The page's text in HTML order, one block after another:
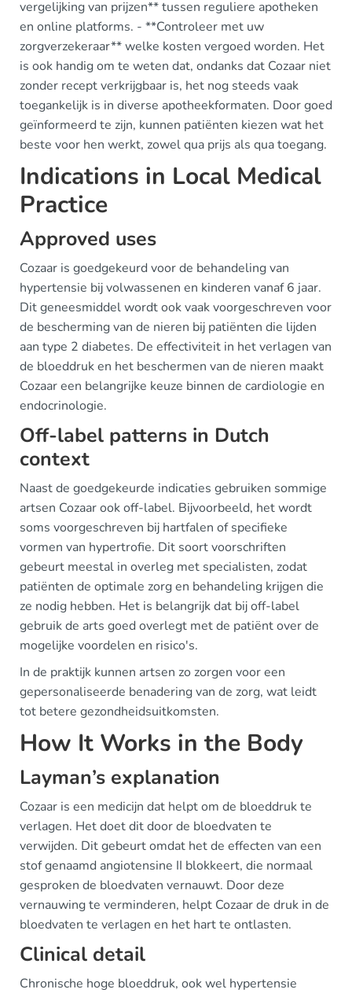
vergelijking van prijzen** tussen reguliere apotheken
en online platforms. - **Controleer met uw
zorgverzekeraar** welke kosten vergoed worden. Het
is ook handig om te weten dat, ondanks dat Cozaar niet
zonder recept verkrijgbaar is, het nog steeds vaak
toegankelijk is in diverse apotheekformaten. Door goed
geïnformeerd te zijn, kunnen patiënten kiezen wat het
beste voor hen werkt, zowel qua prijs als qua toegang.
Indications in Local Medical
Practice
Approved uses
Cozaar is goedgekeurd voor de behandeling van
hypertensie bij volwassenen en kinderen vanaf 6 jaar.
Dit geneesmiddel wordt ook vaak voorgeschreven voor
de bescherming van de nieren bij patiënten die lijden
aan type 2 diabetes. De effectiviteit in het verlagen van
de bloeddruk en het beschermen van de nieren maakt
Cozaar een belangrijke keuze binnen de cardiologie en
endocrinologie.
Off-label patterns in Dutch
context
Naast de goedgekeurde indicaties gebruiken sommige
artsen Cozaar ook off-label. Bijvoorbeeld, het wordt
soms voorgeschreven bij hartfalen of specifieke
vormen van hypertrofie. Dit soort voorschriften
gebeurt meestal in overleg met specialisten, zodat
patiënten de optimale zorg en behandeling krijgen die
ze nodig hebben. Het is belangrijk dat bij off-label
gebruik de arts goed overlegt met de patiënt over de
mogelijke voordelen en risico's.
In de praktijk kunnen artsen zo zorgen voor een
gepersonaliseerde benadering van de zorg, wat leidt
tot betere gezondheidsuitkomsten.
How It Works in the Body
Layman’s explanation
Cozaar is een medicijn dat helpt om de bloeddruk te
verlagen. Het doet dit door de bloedvaten te
verwijden. Dit gebeurt omdat het de effecten van een
stof genaamd angiotensine II blokkeert, die normaal
gesproken de bloedvaten vernauwt. Door deze
vernauwing te verminderen, helpt Cozaar de druk in de
bloedvaten te verlagen en het hart te ontlasten.
Clinical detail
Chronische hoge bloeddruk, ook wel hypertensie